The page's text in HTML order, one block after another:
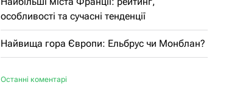
особливості та сучасні тенденції
Найвища гора Європи: Ельбрус чи Монблан?
Останні коментарі